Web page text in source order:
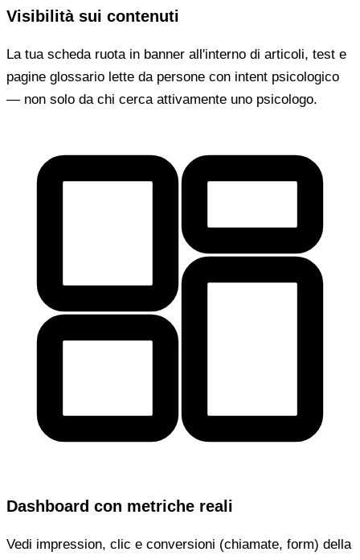
Visibilità sui contenuti
La tua scheda ruota in banner all'interno di articoli, test e
pagine glossario lette da persone con intent psicologico
— non solo da chi cerca attivamente uno psicologo.
Dashboard con metriche reali
Vedi impression, clic e conversioni (chiamate, form) della